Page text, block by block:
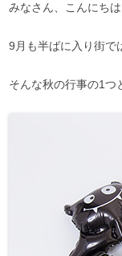
みなさん、こんにちは
9月も半ばに入り街で
そんな秋の行事の1つ